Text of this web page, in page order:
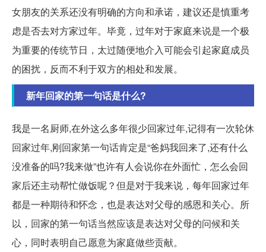
女朋友的关系还没有明确的方向和承诺，建议还是慎重考
虑是否去对方家过年。毕竟，过年对于家庭来说是一个极
为重要的传统节日，太过随便地介入可能会引起家庭成员
的困扰，反而不利于双方的相处和发展。
新年回家的第一句话是什么?
我是一名厨师,在外这么多年很少回家过年,记得有一次轮休
回家过年,刚回家第一句话肯定是“爸妈我回来了,还有什么
没准备的吗?我来做”也许有人会说你在外面忙，怎么会回
家后还主动帮忙做饭呢？但是对于我来说，每年回家过年
都是一种期待和怀念，也是表达对父母的感恩和关心。所
以，回家的第一句话当然应该是表达对父母的问候和关
心，同时表明自己愿意为家庭做些贡献。